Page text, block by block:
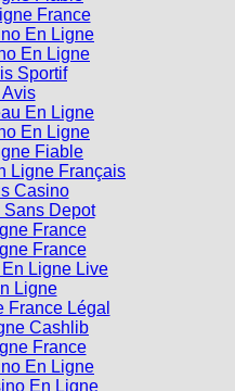
France
En Ligne
En Ligne
Sportif
En Ligne
En Ligne
Fiable
Ligne Français
Casino
Depot
France
France
Ligne Live
Ligne
France Légal
Cashlib
France
En Ligne
En Ligne